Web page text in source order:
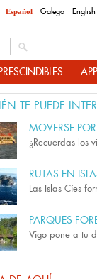
Español Galego English
TE PUEDE
MOVERSE
¿Recuerdas los
RUTAS EN
Las Islas Cíes
PARQUES
Vigo pone a tu